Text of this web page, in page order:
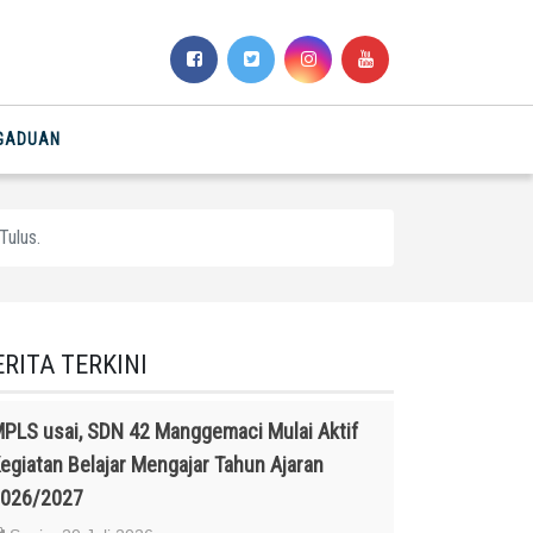
TERKINI
usai, SDN 42 Manggemaci Mulai Aktif
Belajar Mengajar Tahun Ajaran
2027